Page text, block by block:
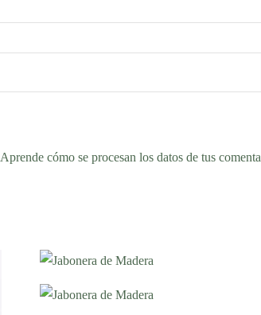
Aprende cómo se procesan los datos de tus